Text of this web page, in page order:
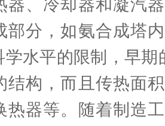
器、冷却器和凝汽
部分，如氨合成塔
学水平的限制，早
结构，而且传热面
热器等。随着制造